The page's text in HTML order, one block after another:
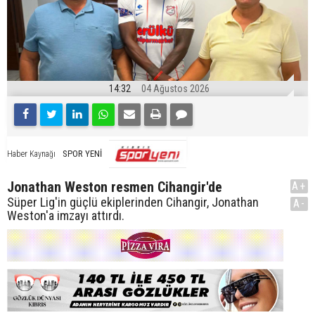
14:32 04 Ağustos 2026
Haber Kaynağı SPOR YENİ
Jonathan Weston resmen Cihangir'de
Süper Lig'in güçlü ekiplerinden Cihangir, Jonathan
Weston'a imzayı attırdı.
A+
A-